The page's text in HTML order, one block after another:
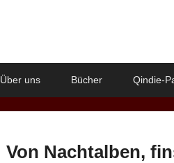
Über uns Bücher Qindie-
Von Nachtalben,